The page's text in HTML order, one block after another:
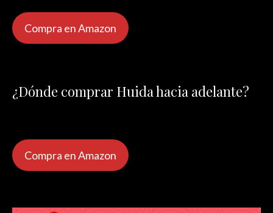
Compra en Amazon
¿Dónde comprar Huida hacia adelante?
Compra en Amazon